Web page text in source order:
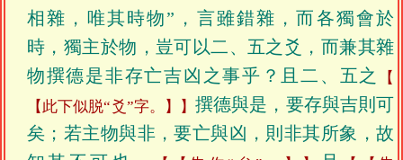
相雜，唯其時物”，言雖錯雜，而各獨會於
時，獨主於物，豈可以二、五之爻，而兼其雜
物撰德是非存亡吉凶之事乎？且二、五之
【此下似脱“爻”字。】
撰德與是，要存與吉則可
矣；若主物與非，要亡與凶，則非其所象，故